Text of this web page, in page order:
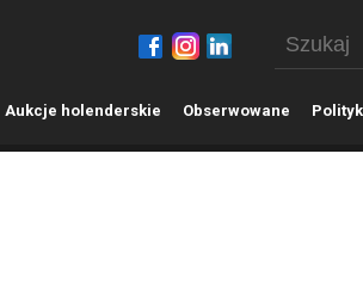
Aukcje holenderskie Obserwowane P